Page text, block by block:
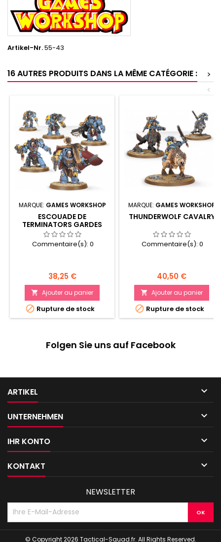
Artikel-Nr.55-43
16 AUTRES PRODUITS DANS LA MÊME CATÉGORIE :
>
<
MARQUE: GAMES WORKSHOP
ESCOUADE DE
TERMINATORS GARDES
LOUPS
Commentaire(s): 0
Prix
38,25 €
 Ajouter au panier
 Rupture de stock
MARQUE: GAMES WORKSHOP
THUNDERWOLF CAVALRY
Commentaire(s): 0
Prix
40,50 €
 Ajouter au panier
 Rupture de stock
Folgen Sie uns auf Facebook
ARTIKEL 
UNTERNEHMEN 
IHR KONTO 
KONTAKT 
NEWSLETTER
© Copyright 2026 Tactical-Squad.fr. All Rights Reserved.